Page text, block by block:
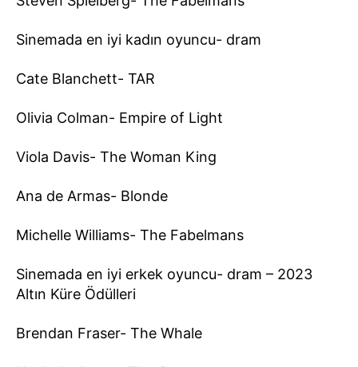
Sinemada en iyi kadın oyuncu- dram
Cate Blanchett- TAR
Olivia Colman- Empire of Light
Viola Davis- The Woman King
Ana de Armas- Blonde
Michelle Williams- The Fabelmans
Sinemada en iyi erkek oyuncu- dram – 2023
Altın Küre Ödülleri
Brendan Fraser- The Whale